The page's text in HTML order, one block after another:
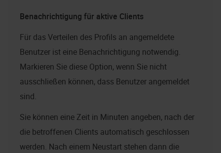
Benachrichtigung für aktive Clients
Für das Verteilen des Profils an angemeldete
Benutzer ist eine Benachrichtigung notwendig.
Markieren Sie diese Option, wenn Sie nicht
ausschließen können, dass Benutzer angemeldet
sind.
Sie können eine Zeit in Minuten angeben, nach der
die betroffenen Clients automatisch geschlossen
werden. Nach einem Neustart stehen dann die